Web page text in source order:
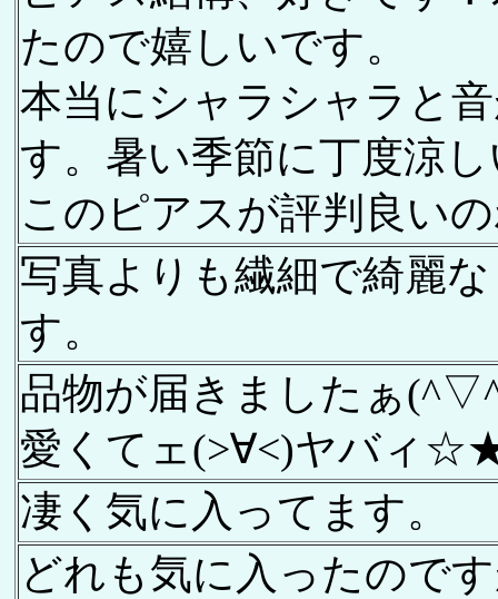
たので嬉しいです。
本当にシャラシャラと
す。暑い季節に丁度涼
このピアスが評判良い
写真よりも繊細で綺麗
す。
品物が届きましたぁ
愛くてェ(>∀<)ヤバィ
凄く気に入ってます。
どれも気に入ったので